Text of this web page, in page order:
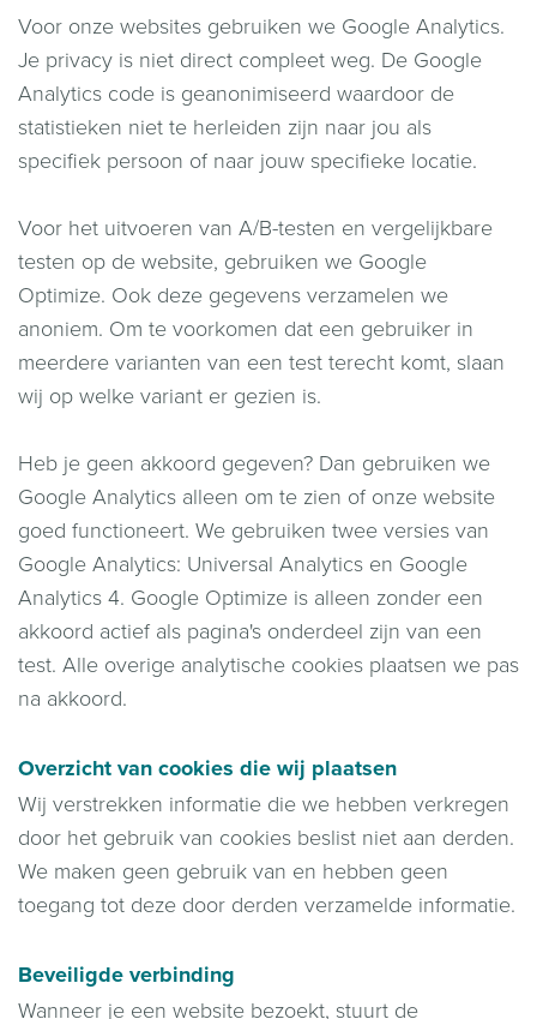
Voor onze websites gebruiken we Google Analytics.
Je privacy is niet direct compleet weg. De Google
Analytics code is geanonimiseerd waardoor de
statistieken niet te herleiden zijn naar jou als
specifiek persoon of naar jouw specifieke locatie.
Voor het uitvoeren van A/B-testen en vergelijkbare
testen op de website, gebruiken we Google
Optimize. Ook deze gegevens verzamelen we
anoniem. Om te voorkomen dat een gebruiker in
meerdere varianten van een test terecht komt, slaan
wij op welke variant er gezien is.
Heb je geen akkoord gegeven? Dan gebruiken we
Google Analytics alleen om te zien of onze website
goed functioneert. We gebruiken twee versies van
Google Analytics: Universal Analytics en Google
Analytics 4. Google Optimize is alleen zonder een
akkoord actief als pagina's onderdeel zijn van een
test. Alle overige analytische cookies plaatsen we pas
na akkoord.
Overzicht van cookies die wij plaatsen
Wij verstrekken informatie die we hebben verkregen
door het gebruik van cookies beslist niet aan derden.
We maken geen gebruik van en hebben geen
toegang tot deze door derden verzamelde informatie.
Beveiligde verbinding
Wanneer je een website bezoekt, stuurt de